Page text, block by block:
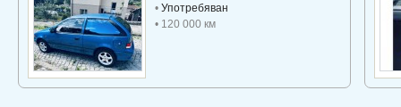
• Употребяван
• 120 000 км